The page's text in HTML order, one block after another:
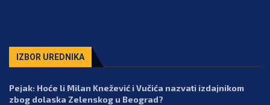
IZBOR UREDNIKA
Pejak: Hoće li Milan Knežević i Vučića nazvati izdajnikom
zbog dolaska Zelenskog u Beograd?